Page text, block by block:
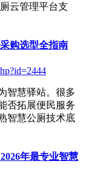
云管理平台支
购选型全指南
智慧驿站。很多
否拓展便民服务
智慧公厕技术底
年最专业智慧